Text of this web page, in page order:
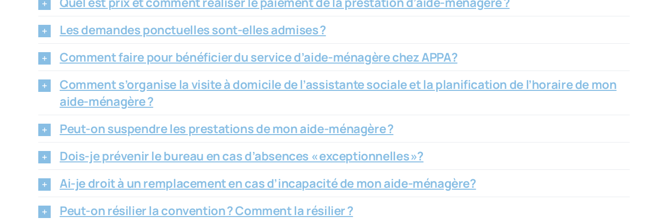
Les demandes ponctuelles sont-elles admises ?
Comment faire pour bénéficier du service d’aide-ménagère chez APPA?
Comment s’organise la visite à domicile de l’assistante sociale et la planification de l’horaire de mon
aide-ménagère ?
Peut-on suspendre les prestations de mon aide-ménagère ?
Dois-je prévenir le bureau en cas d’absences « exceptionnelles »?
Ai-je droit à un remplacement en cas d’incapacité de mon aide-ménagère?
Peut-on résilier la convention ? Comment la résilier ?